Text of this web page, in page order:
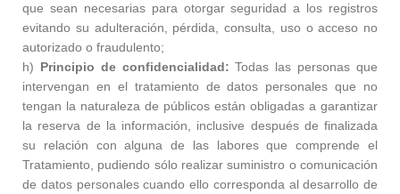
que sean necesarias para otorgar seguridad a los registros
evitando su adulteración, pérdida, consulta, uso o acceso no
autorizado o fraudulento;
h) Principio de confidencialidad: Todas las personas que
intervengan en el tratamiento de datos personales que no
tengan la naturaleza de públicos están obligadas a garantizar
la reserva de la información, inclusive después de finalizada
su relación con alguna de las labores que comprende el
Tratamiento, pudiendo sólo realizar suministro o comunicación
de datos personales cuando ello corresponda al desarrollo de